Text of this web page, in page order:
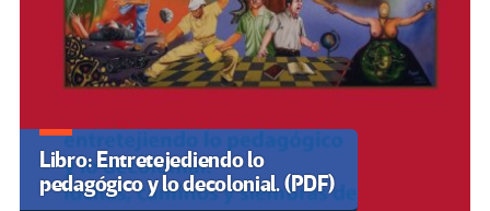
Libro: Entretejediendo lo
pedagógico y lo decolonial. (PDF)